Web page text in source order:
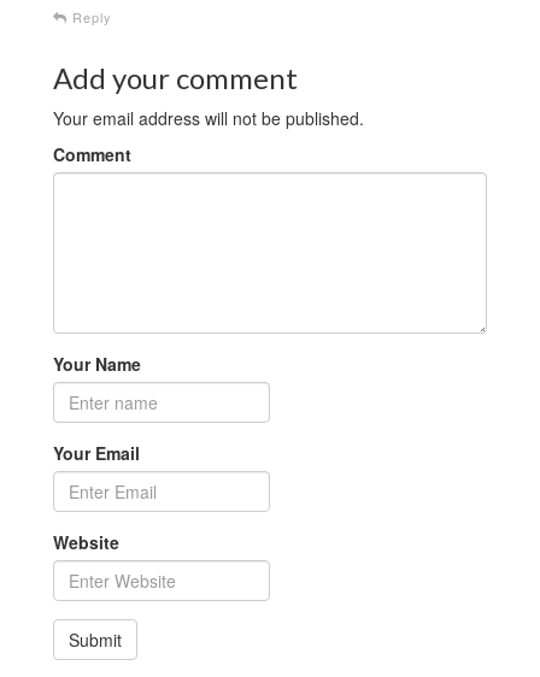
Reply
Add your comment
Your email address will not be published.
Comment
Your Name
Your Email
Website